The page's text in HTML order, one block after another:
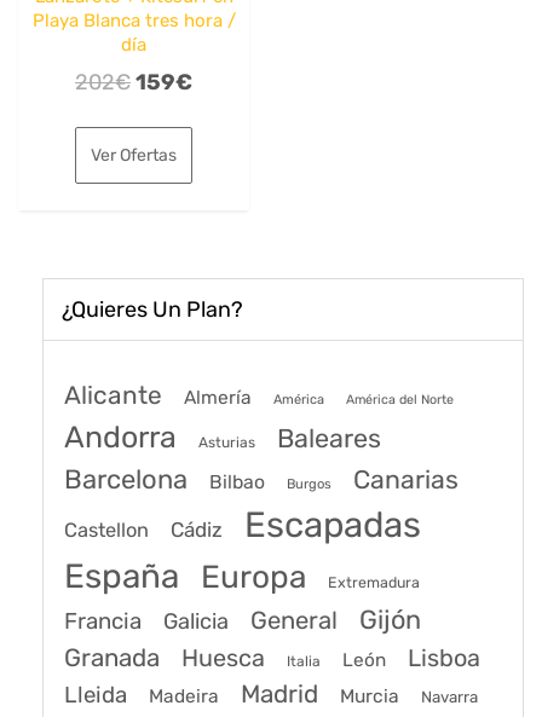
Playa Blanca tres hora /
día
202€El
original
era:
159€El
es:
Ver Ofertas
¿Quieres Un Plan?
Alicante Almería América América del Norte
Andorra Asturias Baleares
Barcelona Bilbao Burgos Canarias
Castellon Cádiz Escapadas
España Europa Extremadura
Francia Galicia General Gijón
Granada Huesca Italia León Lisboa
Lleida Madeira Madrid Murcia Navarra